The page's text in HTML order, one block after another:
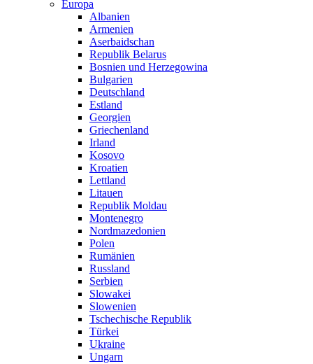
Europa
Albanien
Armenien
Aserbaidschan
Republik Belarus
Bosnien und Herzegowina
Bulgarien
Deutschland
Estland
Georgien
Griechenland
Irland
Kosovo
Kroatien
Lettland
Litauen
Republik Moldau
Montenegro
Nordmazedonien
Polen
Rumänien
Russland
Serbien
Slowakei
Slowenien
Tschechische Republik
Türkei
Ukraine
Ungarn